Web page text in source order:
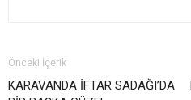
Önceki İçerik
KARAVANDA İFTAR SADAĞI’DA